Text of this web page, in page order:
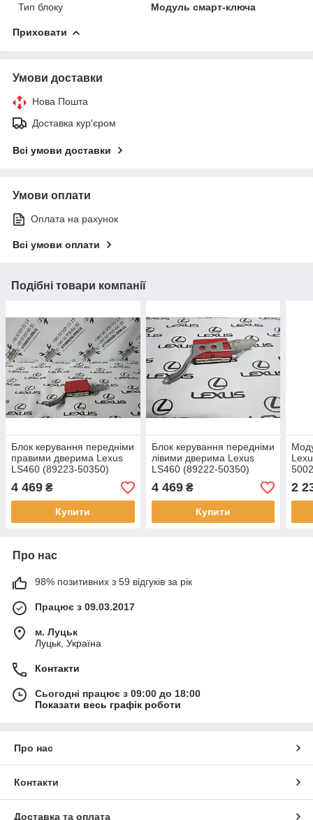
Тип блоку
Модуль смарт-ключа
Приховати
Умови доставки
Нова Пошта
Доставка кур'єром
Всі умови доставки
Умови оплати
Оплата на рахунок
Всі умови оплати
Подібні товари компанії
Блок керування передніми
правими дверима Lexus
LS460 (89223-50350)
4 469 ₴
Купити
Блок керування передніми
лівими дверима Lexus
LS460 (89222-50350)
4 469₴
Купити
2
Про нас
98% позитивних з 59 відгуків за рік
Працює з 09.03.2017
м. Луцьк
Луцьк, Україна
Контакти
Сьогодні працює з 09:00 до 18:00
Показати весь графік роботи
Про нас
Контакти
Доставка та оплата